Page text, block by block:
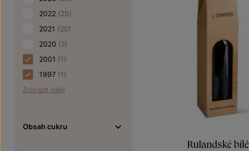
2022 (25)
2021 (20)
2020 (2)
2001 (1)
1997 (1)
Zobrazit další
Obsah cukru
Rulandské bílé